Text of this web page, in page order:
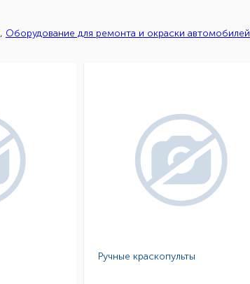
, Оборудование для ремонта и окраски автомобилей
Ручные краскопульты